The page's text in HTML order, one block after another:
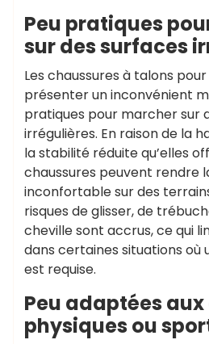
Peu pratiques
sur des surfaces
Les chaussures à talons
présenter un inconvénient
pratiques pour marcher sur
irrégulières. En raison de la
la stabilité réduite qu’elles
chaussures peuvent rendre
inconfortable sur des
risques de glisser, de
cheville sont accrus, ce qui
dans certaines situations où
est requise.
Peu adaptées
physiques ou